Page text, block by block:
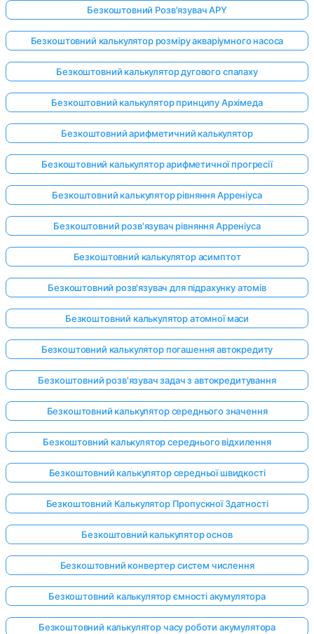
Безкоштовний Розв'язувач APY
Безкоштовний калькулятор розміру акваріумного насоса
Безкоштовний калькулятор дугового спалаху
Безкоштовний калькулятор принципу Архімеда
Безкоштовний арифметичний калькулятор
Безкоштовний калькулятор арифметичної прогресії
Безкоштовний калькулятор рівняння Арреніуса
Безкоштовний розв'язувач рівняння Арреніуса
Безкоштовний калькулятор асимптот
Безкоштовний розв'язувач для підрахунку атомів
Безкоштовний калькулятор атомної маси
Безкоштовний калькулятор погашення автокредиту
Безкоштовний розв'язувач задач з автокредитування
Безкоштовний калькулятор середнього значення
Безкоштовний калькулятор середнього відхилення
Безкоштовний калькулятор середньої швидкості
Безкоштовний Калькулятор Пропускної Здатності
Безкоштовний калькулятор основ
Безкоштовний конвертер систем числення
Безкоштовний калькулятор ємності акумулятора
Безкоштовний калькулятор часу роботи акумулятора